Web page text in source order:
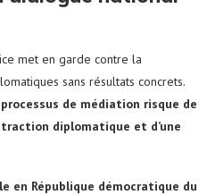
met en garde contre la
sans résultats concrets.
de médiation risque de
diplomatique et d’une
en République démocratique du